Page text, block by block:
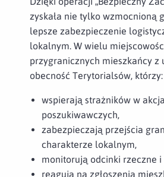
zyskała nie tylko wzmocnioną
lepsze zabezpieczenie
lokalnym. W wielu
przygranicznych mieszkańcy z
obecność Terytorialsów, którzy:
wspierają strażników w
poszukiwawczych,
zabezpieczają przejścia
charakterze lokalnym,
monitorują odcinki rzeczne i
reagują na zgłoszenia